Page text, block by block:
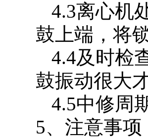
4.3离心机
鼓上端，将
4.4及时检
鼓振动很大
4.5中修周
5、注意事项